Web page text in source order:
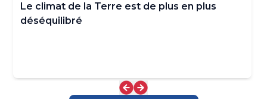
Le climat de la Terre est de plus en plus
déséquilibré